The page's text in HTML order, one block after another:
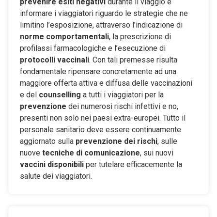
informare i viaggiatori riguardo le strategie che ne
limitino l’esposizione, attraverso l’indicazione di
norme comportamentali, la prescrizione di
profilassi farmacologiche e l’esecuzione di
protocolli vaccinali. Con tali premesse risulta
fondamentale ripensare concretamente ad una
maggiore offerta attiva e diffusa delle vaccinazioni
e del counselling a tutti i viaggiatori per la
prevenzione dei numerosi rischi infettivi e no,
presenti non solo nei paesi extra-europei. Tutto il
personale sanitario deve essere continuamente
aggiornato sulla prevenzione dei rischi, sulle
nuove tecniche di comunicazione, sui nuovi
vaccini disponibili per tutelare efficacemente la
salute dei viaggiatori.